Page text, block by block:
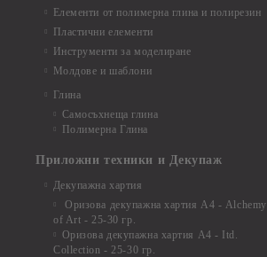
Елементи от полимерна глина и полирезин
Пластични елементи
Инструменти за моделиране
Молдове и шаблони
Глина
Самосъхнеща глина
Полимерна Глина
Приложни техники и Декупаж
Декупажна хартия
Оризова декупажна хартия А4 - Alchemy
of Art - 25-30 гр.
Оризова декупажна хартия А4 - Itd.
Collection - 25-30 гр.